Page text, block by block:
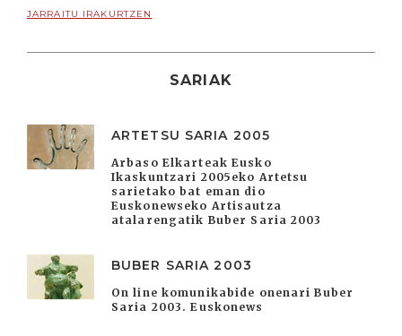
JARRAITU IRAKURTZEN
SARIAK
ARTETSU SARIA 2005
Arbaso Elkarteak Eusko
Ikaskuntzari 2005eko Artetsu
sarietako bat eman dio
Euskonewseko Artisautza
atalarengatik Buber Saria 2003
BUBER SARIA 2003
On line komunikabide onenari Buber
Saria 2003. Euskonews